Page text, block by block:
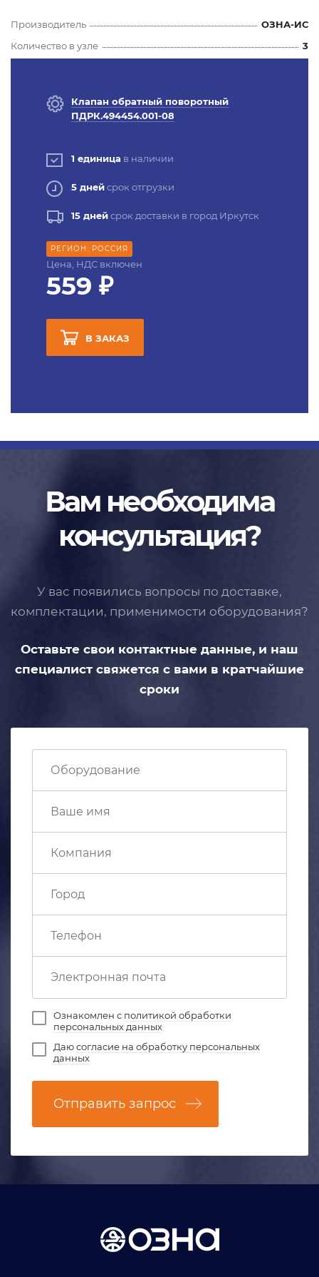
Производитель
ОЗНА-ИС
Количество в узле
3
Клапан обратный поворотный
ПДРК.494454.001-08
1 единица в наличии
5 днейсрок отгрузки
15 днейсрок доставки в город Иркутск
РЕГИОН: РОССИЯ
Цена, НДС включен
559 ₽
В ЗАКАЗ
Вам необходима
консультация?
У вас появились вопросы по доставке,
комплектации, применимости оборудования?
Оставьте свои контактные данные, и наш
специалист свяжется с вами в кратчайшие
сроки
Ознакомлен с политикой обработки
персональных данных
Даюсогласие на обработку персональных
данных
Отправить запрос